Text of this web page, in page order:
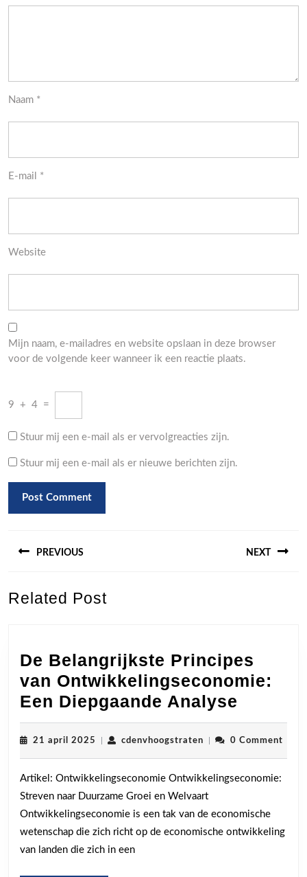
Naam *
E-mail *
Website
Mijn naam, e-mailadres en website opslaan in deze browser
voor de volgende keer wanneer ik een reactie plaats.
9 + 4 =
Stuur mij een e-mail als er vervolgreacties zijn.
Stuur mij een e-mail als er nieuwe berichten zijn.
PREVIOUS
post:
NEXT
Related Post
De Belangrijkste Principes
van Ontwikkelingseconomie:
Een Diepgaande Analyse
van
21 april 2025 21
cdenvhoogstratencdenvhoogstraten
0 Comment
Artikel: Ontwikkelingseconomie Ontwikkelingseconomie:
Streven naar Duurzame Groei en Welvaart
Ontwikkelingseconomie is een tak van de economische
wetenschap die zich richt op de economische ontwikkeling
van landen die zich in een